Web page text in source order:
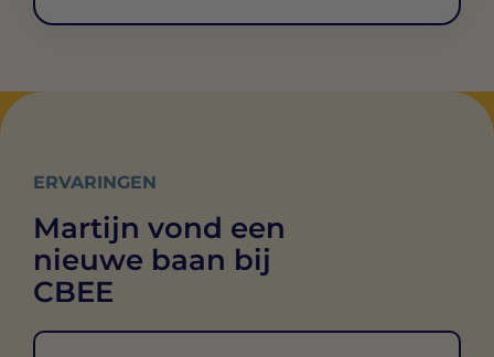
ERVARINGEN
Martijn vond een
nieuwe baan bij
CBEE